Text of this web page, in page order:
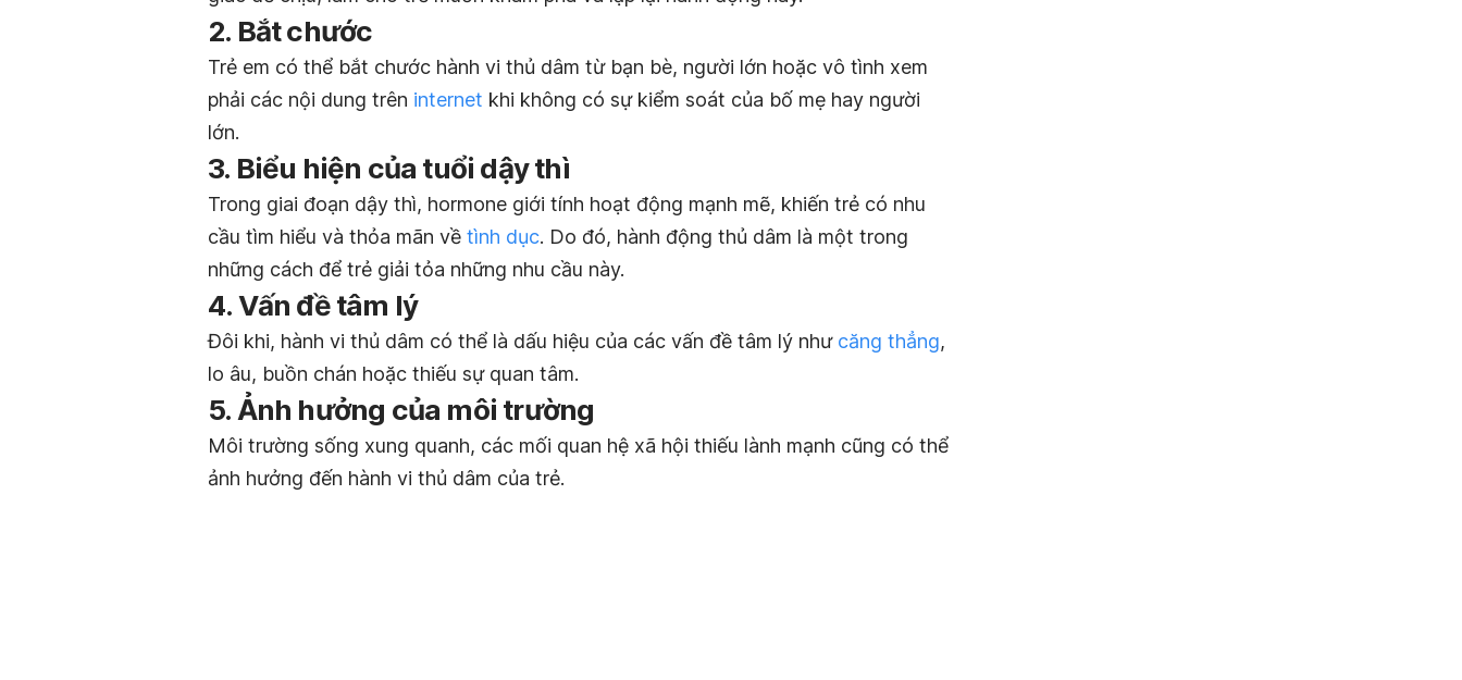
2. Bắt chước
Trẻ em có thể bắt chước hành vi thủ dâm từ bạn bè, người lớn hoặc vô tình xem
phải các nội dung trên internet khi không có sự kiểm soát của bố mẹ hay người
lớn.
3. Biểu hiện của tuổi dậy thì
Trong giai đoạn dậy thì, hormone giới tính hoạt động mạnh mẽ, khiến trẻ có nhu
cầu tìm hiểu và thỏa mãn về tình dục. Do đó, hành động thủ dâm là một trong
những cách để trẻ giải tỏa những nhu cầu này.
4. Vấn đề tâm lý
Đôi khi, hành vi thủ dâm có thể là dấu hiệu của các vấn đề tâm lý như căng thẳng,
lo âu, buồn chán hoặc thiếu sự quan tâm.
5. Ảnh hưởng của môi trường
Môi trường sống xung quanh, các mối quan hệ xã hội thiếu lành mạnh cũng có thể
ảnh hưởng đến hành vi thủ dâm của trẻ.